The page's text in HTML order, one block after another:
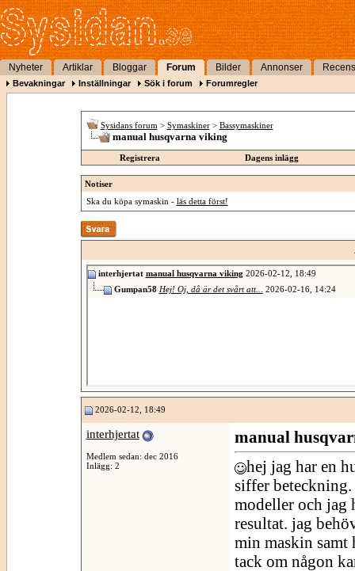
Nyheter Artiklar Bloggar Forum Bilder Annonser
Bevakningar Inställningar Sök i forum Forumregler
Sysidans forum > Symaskiner > Bassymaskiner
manual husqvarna viking
Registrera Dagens inlägg
Notiser
Ska du köpa symaskin - läs detta först!
interhjertat manual husqvarna viking 2026-02-12,
18:49
Gumpan58 Hej! Oj, då är det svårt att... 2026-02-16, 14:24
2026-02-12, 18:49
interhjertat
Medlem sedan: dec 2016
Inlägg: 2
manual
hej jag har en
siffer
modeller och jag
resultat. jag
min maskin samt
tack om någon